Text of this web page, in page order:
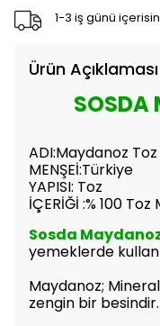
1-3 iş günü
Ürün Açıklaması
SOSDA
ADI:Maydanoz Toz
MENŞEİ:Türkiye
YAPISI: Toz
İÇERİĞİ :% 100
Sosda
yemeklerde
Maydanoz;
zengin bir besindir.